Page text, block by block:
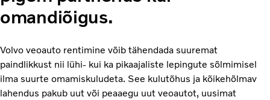
omandiõigus.
Volvo veoauto rentimine võib tähendada suuremat
paindlikkust nii lühi- kui ka pikaajaliste lepingute sõlmimisel
ilma suurte omamiskuludeta. See kulutõhus ja kõikehõlmav
lahendus pakub uut või peaaegu uut veoautot, uusimat